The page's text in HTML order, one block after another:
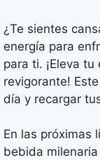
¿Te sientes
energía para
para ti. ¡Eleva
revigorante!
día y recargar
En las próximas
bebida